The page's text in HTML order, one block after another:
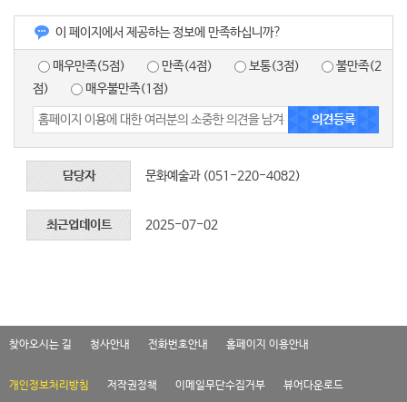
이 페이지에서 제공하는 정보에 만족하십니까?
매우만족(5점) 만족(4점) 보통(3점)
점)
매우불만족(1점)
담당자 문화예술과 (051-220-4082)
최근업데이트 2025-07-02
찾아오시는 길 청사안내 전화번호안내 홈페이지 이용안내
개인정보처리방침 저작권정책 이메일무단수집거부 뷰어다운로드